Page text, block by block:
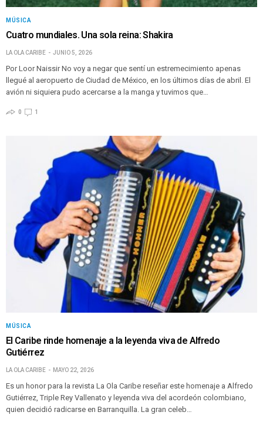
MÚSICA
Cuatro mundiales. Una sola reina: Shakira
LA OLA CARIBE JUNIO 5, 2026
Por Loor Naissir No voy a negar que sentí un estremecimiento apenas
llegué al aeropuerto de Ciudad de México, en los últimos días de abril. El
avión ni siquiera pudo acercarse a la manga y tuvimos que…
0 1
MÚSICA
El Caribe rinde homenaje a la leyenda viva de Alfredo
Gutiérrez
LA OLA CARIBE MAYO 22, 2026
Es un honor para la revista La Ola Caribe reseñar este homenaje a Alfredo
Gutiérrez, Triple Rey Vallenato y leyenda viva del acordeón colombiano,
quien decidió radicarse en Barranquilla. La gran celeb…